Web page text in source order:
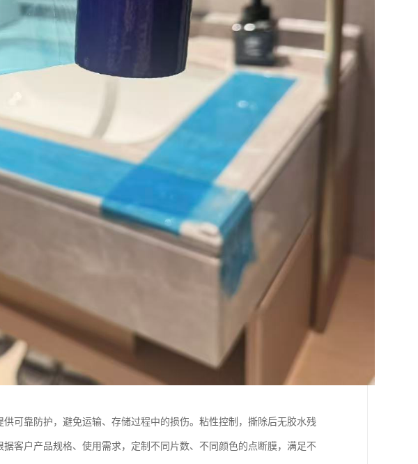
可靠防护，避免运输、存储过程中的损伤。粘性控制，撕除后无胶水残
客户产品规格、使用需求，定制不同片数、不同颜色的点断膜，满足不